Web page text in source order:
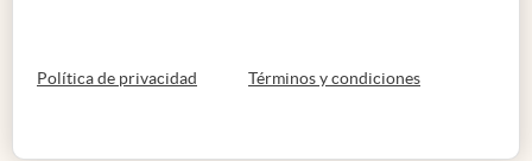
Política de privacidad abre en nueva pestaña
Términos y condicionesabre en nueva